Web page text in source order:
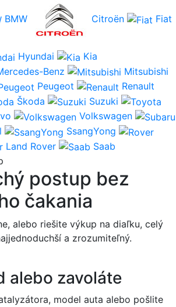
BMW Citroën Fiat
Hyundai
Kia
Benz
Mitsubishi
Peugeot
Renault
Škoda
Suzuki
Volkswagen
SsangYong
Land Rover
Saab
postup bez
čakania
alebo riešite výkup na diaľku, celý
a zrozumiteľný.
alebo zavoláte
model auta alebo pošlite